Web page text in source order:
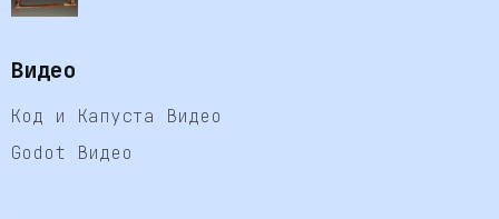
Видео
Код и Капуста Видео
Godot Видео